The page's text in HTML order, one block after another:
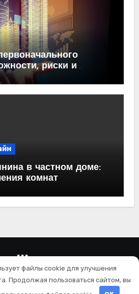
риски и
рекомендации<
в частном доме:
комнат
и отделка
файлы cookie для улучшения
Продолжая пользоваться сайтом, вы